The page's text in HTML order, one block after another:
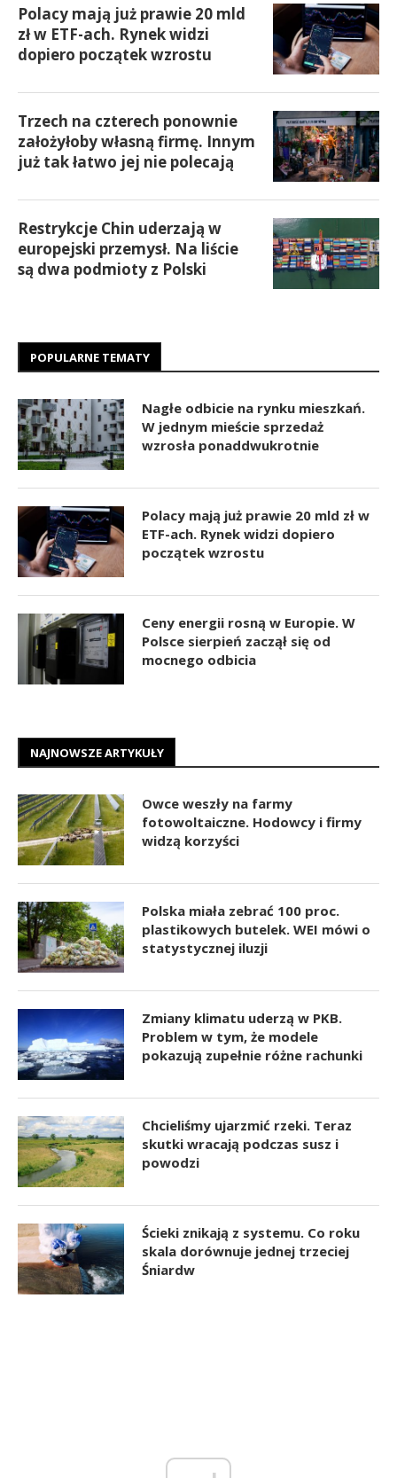
Polacy mają już prawie 20 mld
zł w ETF-ach. Rynek widzi
dopiero początek wzrostu
Trzech na czterech ponownie
założyłoby własną firmę. Innym
już tak łatwo jej nie polecają
Restrykcje Chin uderzają w
europejski przemysł. Na liście
są dwa podmioty z Polski
POPULARNE TEMATY
Nagłe odbicie na rynku mieszkań.
W jednym mieście sprzedaż
wzrosła ponaddwukrotnie
Polacy mają już prawie 20 mld zł w
ETF-ach. Rynek widzi dopiero
początek wzrostu
Ceny energii rosną w Europie. W
Polsce sierpień zaczął się od
mocnego odbicia
NAJNOWSZE ARTYKUŁY
Owce weszły na farmy
fotowoltaiczne. Hodowcy i firmy
widzą korzyści
Polska miała zebrać 100 proc.
plastikowych butelek. WEI mówi o
statystycznej iluzji
Zmiany klimatu uderzą w PKB.
Problem w tym, że modele
pokazują zupełnie różne rachunki
Chcieliśmy ujarzmić rzeki. Teraz
skutki wracają podczas susz i
powodzi
Ścieki znikają z systemu. Co roku
skala dorównuje jednej trzeciej
Śniardw